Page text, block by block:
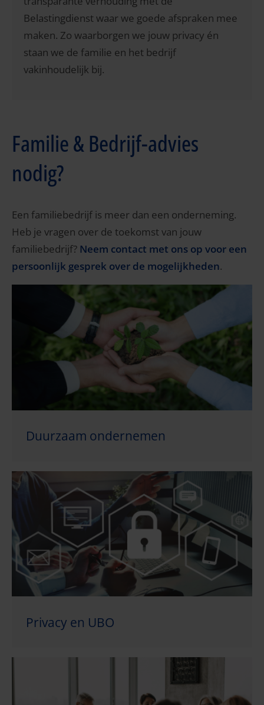
Belastingdienst waar we goede afspraken mee
maken. Zo waarborgen we jouw privacy én
staan we de familie en het bedrijf
vakinhoudelijk bij.
Familie & Bedrijf-advies
nodig?
Een familiebedrijf is meer dan een onderneming.
Heb je vragen over de toekomst van jouw
familiebedrijf? Neem contact met ons op voor een
persoonlijk gesprek over de mogelijkheden.
Duurzaam ondernemen
Privacy en UBO